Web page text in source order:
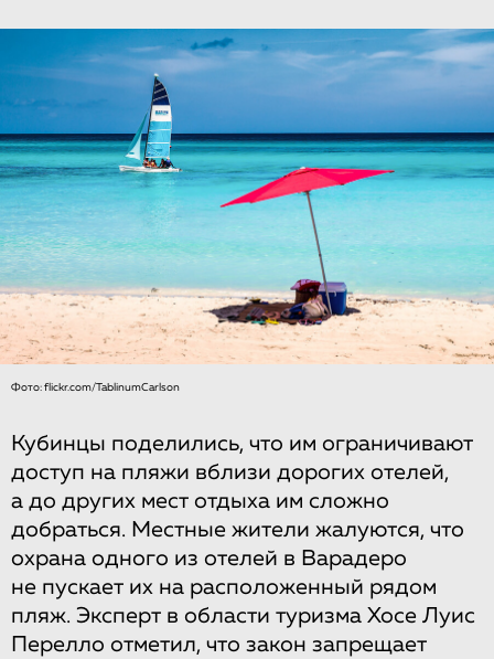
Фото: flickr.com/TablinumCarlson
Кубинцы поделились, что им ограничивают
доступ на пляжи вблизи дорогих отелей,
а до других мест отдыха им сложно
добраться. Местные жители жалуются, что
охрана одного из отелей в Варадеро
не пускает их на расположенный рядом
пляж. Эксперт в области туризма Хосе Луис
Перелло отметил, что закон запрещает